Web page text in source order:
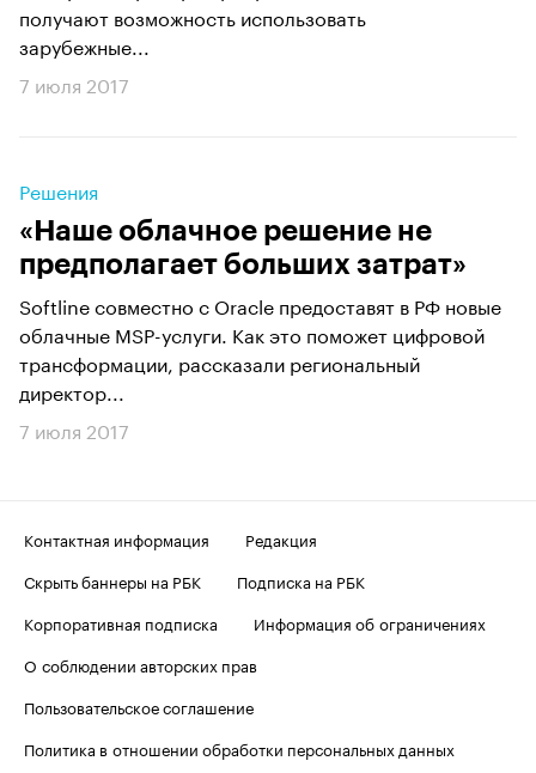
получают возможность использовать
зарубежные...
7 июля 2017
Решения
«Наше облачное решение не
предполагает больших затрат»
Softline совместно с Oracle предоставят в РФ новые
облачные MSP-услуги. Как это поможет цифровой
трансформации, рассказали региональный
директор...
7 июля 2017
Контактная информация
Редакция
Скрыть баннеры на РБК
Подписка на РБК
Корпоративная подписка
Информация об ограничениях
О соблюдении авторских прав
Пользовательское соглашение
Политика в отношении обработки персональных данных